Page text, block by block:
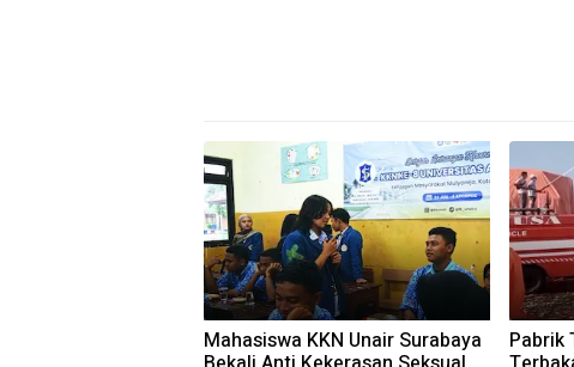
Mahasiswa KKN Unair Surabaya Pabrik